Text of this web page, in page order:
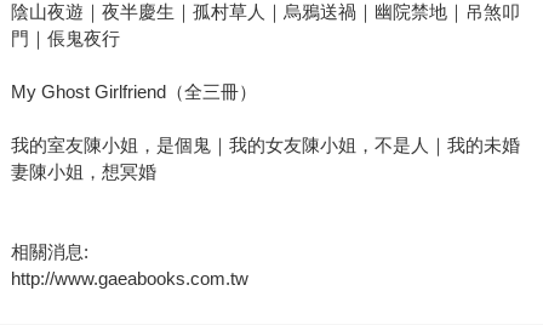
陰山夜遊｜夜半慶生｜孤村草人｜烏鴉送禍｜幽院禁地｜吊煞叩
門｜倀鬼夜行
My Ghost Girlfriend（全三冊）
我的室友陳小姐，是個鬼｜我的女友陳小姐，不是人｜我的未婚
妻陳小姐，想冥婚
相關消息:
http://www.gaeabooks.com.tw